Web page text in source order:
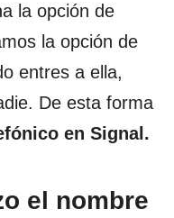
la opción de
la opción de
entres a ella,
De esta forma
en Signal.
el nombre